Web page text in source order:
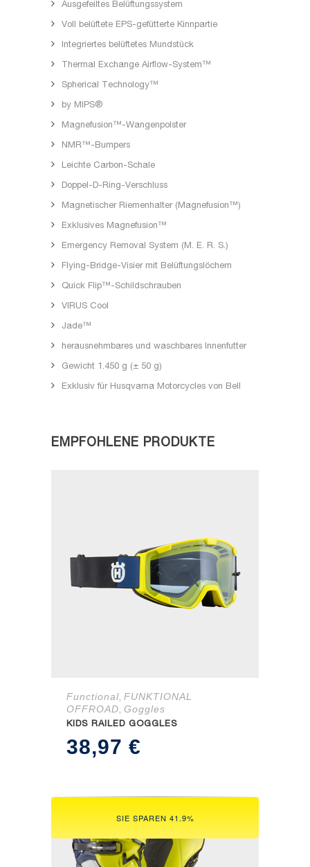
Ausgefeiltes Belüftungssystem
Voll belüftete EPS-gefütterte Kinnpartie
Integriertes belüftetes Mundstück
Thermal Exchange Airflow-System™
Spherical Technology™
by MIPS®
Magnefusion™-Wangenpolster
NMR™-Bumpers
Leichte Carbon-Schale
Doppel-D-Ring-Verschluss
Magnetischer Riemenhalter (Magnefusion™)
Exklusives Magnefusion™
Emergency Removal System (M. E. R. S.)
Flying-Bridge-Visier mit Belüftungslöchern
Quick Flip™-Schildschrauben
VIRUS Cool
Jade™
herausnehmbares und waschbares Innenfutter
Gewicht 1.450 g (± 50 g)
Exklusiv für Husqvarna Motorcycles von Bell
EMPFOHLENE PRODUKTE
Functional, FUNKTIONAL
OFFROAD, Goggles
KIDS RAILED GOGGLES
38,97 €
SIE SPAREN 41.9%